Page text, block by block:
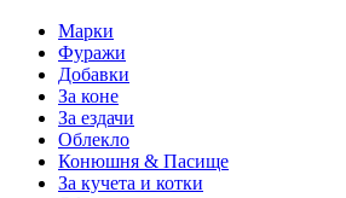
Марки
Фуражи
Добавки
За коне
За ездачи
Облекло
Конюшня & Пасище
За кучета и котки